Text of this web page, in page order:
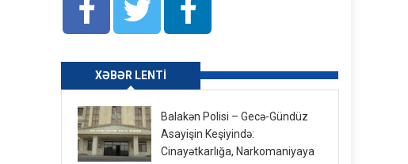
XƏBƏR LENTI
Balakən Polisi – Gecə-Gündüz
Asayişin Keşiyində:
Cinayətkarlığa, Narkomaniyaya